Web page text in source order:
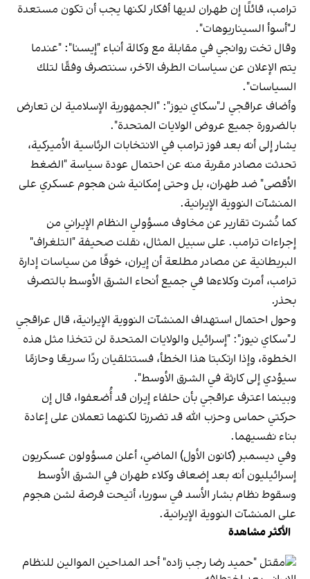
ترامب، قائلًا إن طهران لديها أفكار لكنها يجب أن تكون مستعدة
لـ"أسوأ السيناريوهات".
وقال تخت روانجي في مقابلة مع وكالة أنباء "إيسنا": "عندما
يتم الإعلان عن سياسات الطرف الآخر، سنتصرف وفقًا لتلك
السياسات".
وأضاف عراقجي لـ"سكاي نيوز": "الجمهورية الإسلامية لن تعارض
بالضرورة جميع عروض الولايات المتحدة".
يشار إلى أنه بعد فوز ترامب في الانتخابات الرئاسية الأميركية،
تحدثت مصادر مقربة منه عن احتمال عودة سياسة "الضغط
الأقصى" ضد طهران، بل وحتى إمكانية شن هجوم عسكري على
المنشآت النووية الإيرانية.
كما نُشرت تقارير عن مخاوف مسؤولي النظام الإيراني من
إجراءات ترامب. على سبيل المثال، نقلت صحيفة "التلغراف"
البريطانية عن مصادر مطلعة أن إيران، خوفًا من سياسات إدارة
ترامب، أمرت وكلاءها في جميع أنحاء الشرق الأوسط بالتصرف
بحذر.
وحول احتمال استهداف المنشآت النووية الإيرانية، قال عراقجي
لـ"سكاي نيوز": "إسرائيل والولايات المتحدة لن تتخذا مثل هذه
الخطوة، وإذا ارتكبتا هذا الخطأ، فستتلقيان ردًا سريعًا وحازمًا
سيؤدي إلى كارثة في الشرق الأوسط".
وبينما اعترف عراقجي بأن حلفاء إيران قد أُضعفوا، قال إن
حركتي حماس وحزب الله قد تضررتا لكنهما تعملان على إعادة
بناء نفسيهما.
وفي ديسمبر (كانون الأول) الماضي، أعلن مسؤولون عسكريون
إسرائيليون أنه بعد إضعاف وكلاء طهران في الشرق الأوسط
وسقوط نظام بشار الأسد في سوريا، أتيحت فرصة لشن هجوم
على المنشآت النووية الإيرانية.
الأكثر مشاهدة